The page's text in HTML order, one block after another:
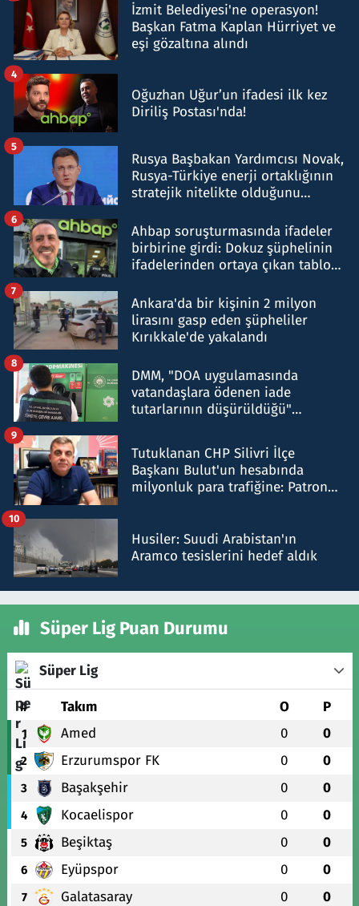
İzmit Belediyesi'ne operasyon!
Başkan Fatma Kaplan Hürriyet ve
eşi gözaltına alındı
Oğuzhan Uğur’un ifadesi ilk kez
Diriliş Postası'nda!
4
Rusya Başbakan Yardımcısı Novak,
Rusya-Türkiye enerji ortaklığının
stratejik nitelikte olduğunu
5
Ahbap soruşturmasında ifadeler
birbirine girdi: Dokuz şüphelinin
ifadelerinden ortaya çıkan tablo
6
Ankara'da bir kişinin 2 milyon
lirasını gasp eden şüpheliler
Kırıkkale'de yakalandı
7
DMM, "DOA uygulamasında
vatandaşlara ödenen iade
tutarlarının düşürüldüğü"
8
Tutuklanan CHP Silivri İlçe
Başkanı Bulut'un hesabında
milyonluk para trafiğine: Patron
9
Husiler: Suudi Arabistan'ın
Aramco tesislerini hedef aldık
10
Süper Lig Puan Durumu
Süper Lig
# Takım O P
1 Amed 0 0
2 Erzurumspor FK 0 0
3 Başakşehir 0 0
4 Kocaelispor 0 0
5 Beşiktaş 0 0
6 Eyüpspor 0 0
7 Galatasaray 0 0